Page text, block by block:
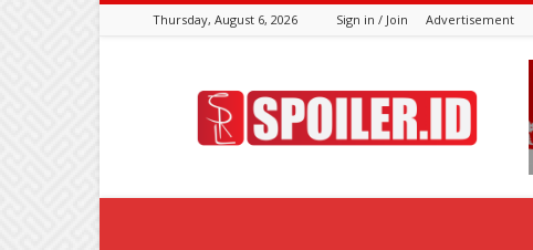
Thursday, August 6, 2026 Sign in / Join Advertisement